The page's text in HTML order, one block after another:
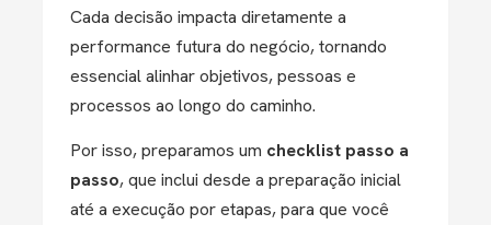
Cada decisão impacta diretamente a
performance futura do negócio, tornando
essencial alinhar objetivos, pessoas e
processos ao longo do caminho.
Por isso, preparamos um checklist passo a
passo, que inclui desde a preparação inicial
até a execução por etapas, para que você